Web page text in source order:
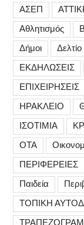
ΑΣΕΠ
Αθλητισμός
Δήμοι
ΕΚΔΗΛΩΣΕΙΣ
ΕΠΙΧΕΙΡΗΣΕΙΣ
ΗΡΑΚΛΕΙΟ
ΙΣΟΤΙΜΙΑ
ΟΤΑ
ΠΕΡΙΦΕΡΕΙΕΣ
Παιδεία
ΤΟΠΙΚΗ